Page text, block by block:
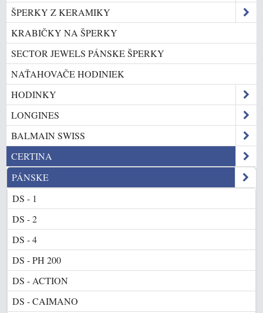
ŠPERKY Z KERAMIKY
KRABIČKY NA ŠPERKY
SECTOR JEWELS PÁNSKE ŠPERKY
NAŤAHOVAČE HODINIEK
HODINKY
LONGINES
BALMAIN SWISS
CERTINA
PÁNSKE
DS - 1
DS - 2
DS - 4
DS - PH 200
DS - ACTION
DS - CAIMANO